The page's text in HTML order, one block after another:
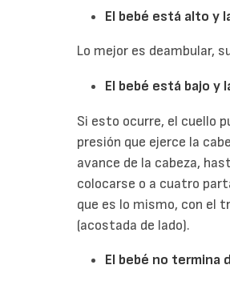
El bebé está alto y
Lo mejor es deambular,
El bebé está bajo y
Si esto ocurre, el cuello
presión que ejerce la
avance de la cabeza,
colocarse o a cuatro
que es lo mismo, con el
(acostada de lado).
El bebé no termina